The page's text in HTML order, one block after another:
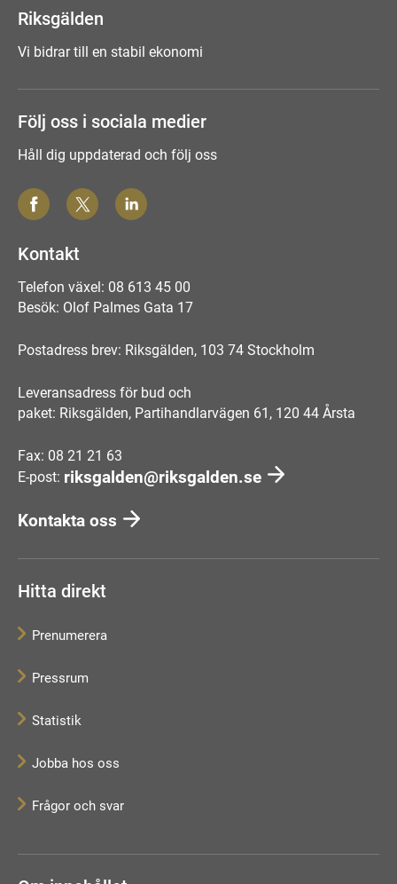
Riksgälden
Vi bidrar till en stabil ekonomi
Följ oss i sociala medier
Håll dig uppdaterad och följ oss
Kontakt
Telefon växel: 08 613 45 00
Besök: Olof Palmes Gata 17
Postadress brev: Riksgälden, 103 74 Stockholm
Leveransadress för bud och
paket: Riksgälden, Partihandlarvägen 61, 120 44 Årsta
Fax: 08 21 21 63
E-post: riksgalden@riksgalden.se
Kontakta oss
Hitta direkt
Prenumerera
Pressrum
Statistik
Jobba hos oss
Frågor och svar